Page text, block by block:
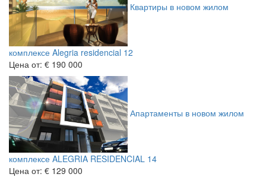
Квартиры в новом жилом
комплексе Alegria residencial 12
Цена от: € 190 000
Апартаменты в новом жилом
комплексе ALEGRIA RESIDENCIAL 14
Цена от: € 129 000